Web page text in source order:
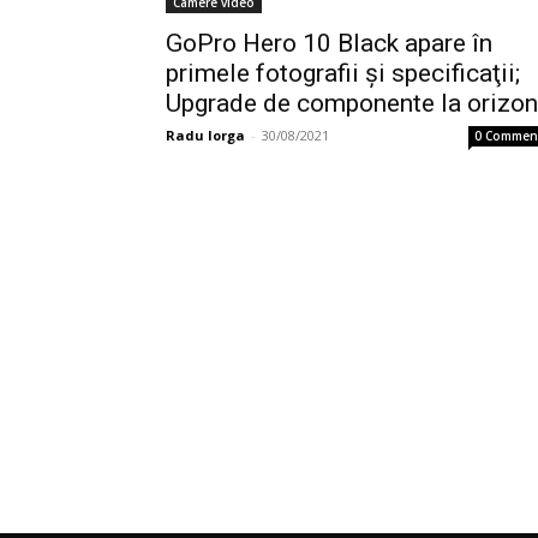
GoPro Hero 10 Black apare în
primele fotografii şi specificaţii;
Upgrade de componente la
Radu Iorga - 30/08/2021 0